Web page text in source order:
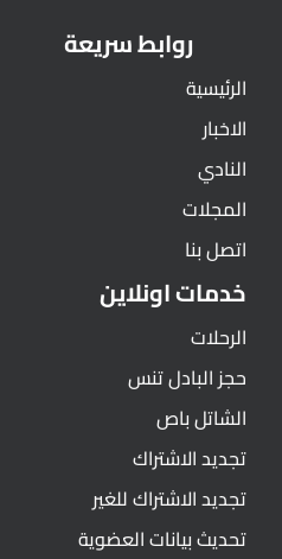
روابط سريعة
الرئيسية
الاخبار
النادي
المجلات
اتصل بنا
خدمات اونلاين
الرحلات
حجز البادل تنس
الشاتل باص
تجديد الاشتراك
تجديد الاشتراك للغير
تحديث بيانات العضوية